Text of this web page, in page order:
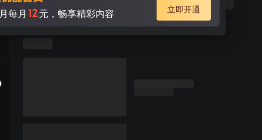
月每月 12元，畅享精彩内容 立即开通